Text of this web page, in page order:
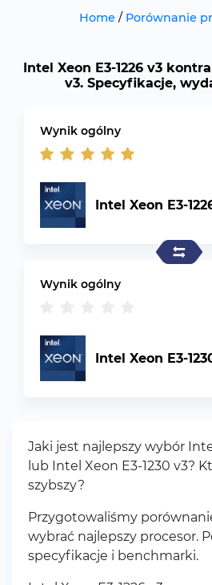
Home / Porównanie
Intel Xeon E3-1226 v3
v3. Specyfikacje,
Wynik ogólny
Intel Xeon E3-
Wynik ogólny
Intel Xeon E3-
Jaki jest najlepszy wybór
lub Intel Xeon E3-1230 v3?
szybszy?
Przygotowaliśmy
wybrać najlepszy procesor.
specyfikacje i benchmarki.